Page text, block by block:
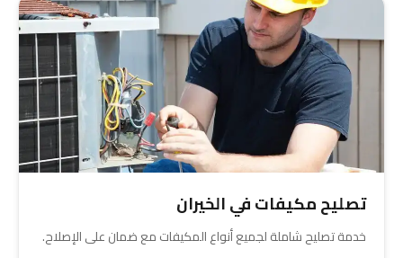
تصليح مكيفات في الخيران
خدمة تصليح شاملة لجميع أنواع المكيفات مع ضمان على الإصلاح.